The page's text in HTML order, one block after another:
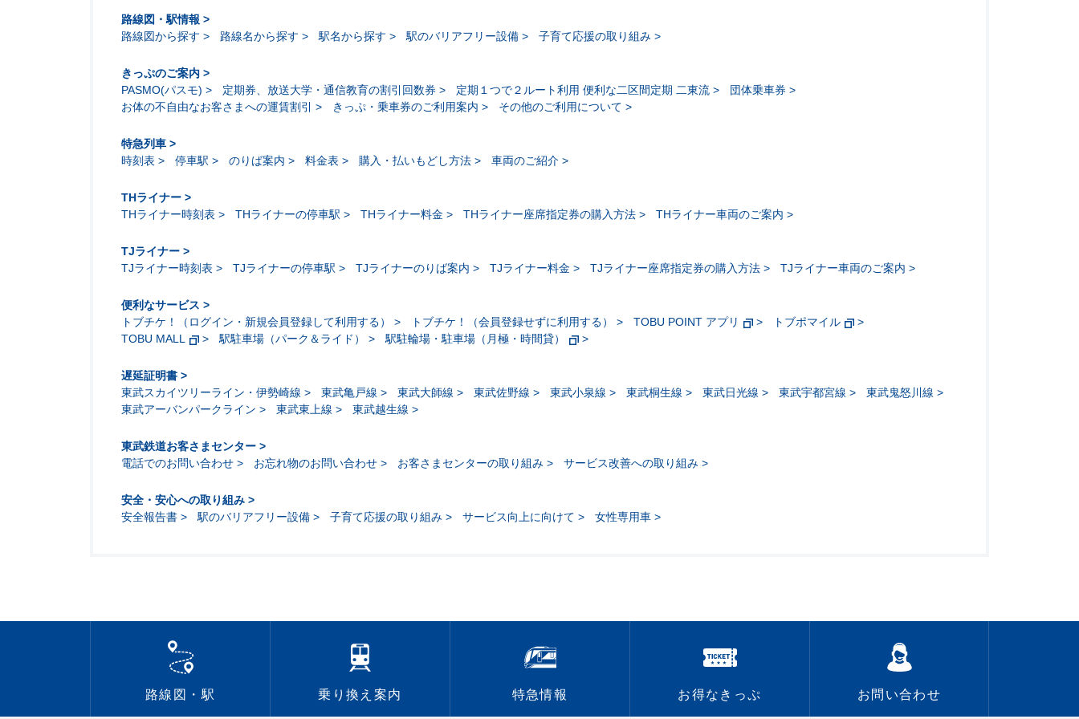
路線図・駅情報
路線図から探す
路線名から探す 駅名から探す 駅のバリアフリー設備 子育て応援の取り組み
きっぷのご案内
PASMO(パスモ)
定期券、放送大学・通信教育の割引回数券 定期１つで２ルート利用 便利な二区間定期 二東流
団体乗車券
お体の不自由なお客さまへの運賃割引
きっぷ・乗車券のご利用案内 その他のご利用について
特急列車
時刻表
停車駅 のりば案内 料金表 購入・払いもどし方法 車両のご紹介
THライナー
THライナー時刻表
THライナーの停車駅 THライナー料金 THライナー座席指定券の購入方法 THライナー車両のご案内
TJライナー
TJライナー時刻表
TJライナーの停車駅 TJライナーのりば案内 TJライナー料金 TJライナー座席指定券の購入方法 TJライナー車両のご案内
便利なサービス
トブチケ！（ログイン・新規会員登録して利用する）
トブチケ！（会員登録せずに利用する） TOBU POINT アプリ
トブポマイル
TOBU MALL
駅駐車場（パーク＆ライド） 駅駐輪場・駐車場（月極・時間貸）
遅延証明書
東武スカイツリーライン・伊勢崎線
東武亀戸線 東武大師線 東武佐野線 東武小泉線 東武桐生線 東武日光線 東武宇都宮線
東武鬼怒川線
東武アーバンパークライン
東武東上線 東武越生線
東武鉄道お客さまセンター
電話でのお問い合わせ
お忘れ物のお問い合わせ お客さまセンターの取り組み サービス改善への取り組み
安全・安心への取り組み
安全報告書
駅のバリアフリー設備 子育て応援の取り組み サービス向上に向けて 女性専用車
路線図・駅 乗り換え案内 特急情報 お得なきっぷ お問い合わせ